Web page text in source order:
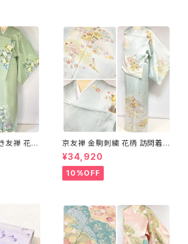
友禅 花鳥
絹 袷 黄
京友禅 金駒刺繍 花柄 訪問着
正絹 水色 黄緑 パステルカラー
アイスグリーン 1433
¥34,920
10%OFF